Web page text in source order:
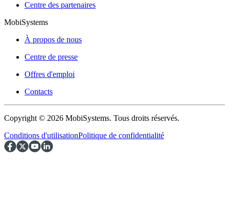
Centre des partenaires
MobiSystems
À propos de nous
Centre de presse
Offres d'emploi
Contacts
Copyright © 2026 MobiSystems. Tous droits réservés.
Conditions d'utilisationPolitique de confidentialité